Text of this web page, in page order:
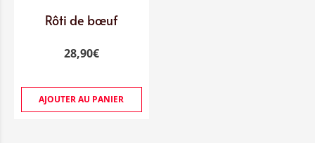
Rôti de bœuf
28,90€
AJOUTER AU PANIER